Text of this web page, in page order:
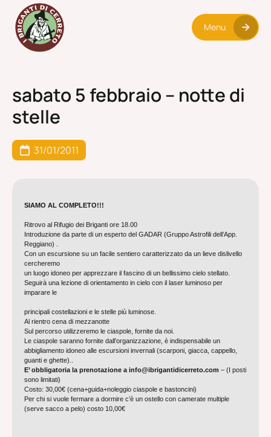
Menu
sabato 5 febbraio – notte di
stelle
31/01/2011
SIAMO AL COMPLETO!!!
Ritrovo al Rifugio dei Briganti ore 18.00
Introduzione da parte di un esperto del GADAR (Gruppo Astrofili dell’App.
Reggiano) .
Con un escursione su un facile sentiero caratterizzato da un lieve dislivello
cercheremo
un luogo idoneo per apprezzare il fascino di un bellissimo cielo stellato.
Seguirà una lezione di orientamento in cielo con il laser luminoso per
imparare le
principali costellazioni e le stelle più luminose.
Al rientro cena di mezzanotte
Sul percorso utilizzeremo le ciaspole, fornite da noi.
Le ciaspole saranno fornite dall’organizzazione, è indispensabile un
abbigliamento idoneo alle escursioni invernali (scarponi, giacca, cappello,
guanti e ghette)..
E’ obbligatoria la prenotazione a info@ibrigantidicerreto.com – (I posti
sono limitati)
Costo: 30,00€ (cena+guida+noleggio ciaspole e bastoncini)
Per chi si vuole fermare a dormire c’è un ostello con camerate multiple
(serve sacco a pelo) costo 10,00€